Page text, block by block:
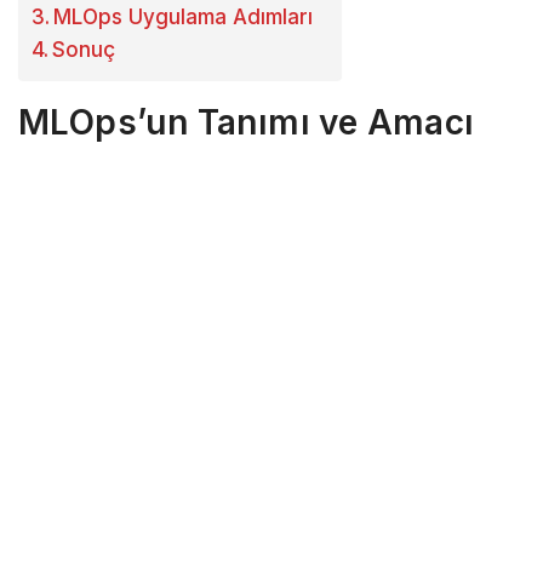
MLOps Uygulama Adımları
Sonuç
MLOps’un Tanımı ve Amacı